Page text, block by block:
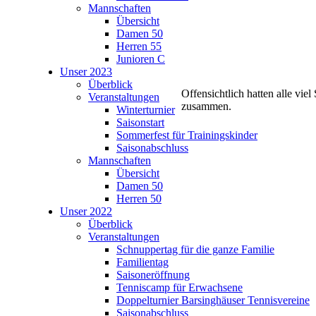
Offensichtlich hatten alle viel
zusammen.
Mannschaften
Übersicht
Damen 50
Herren 55
Junioren C
Unser 2023
Überblick
Veranstaltungen
Winterturnier
Saisonstart
Sommerfest für Trainingskinder
Saisonabschluss
Mannschaften
Übersicht
Damen 50
Herren 50
Unser 2022
Überblick
Veranstaltungen
Schnuppertag für die ganze Familie
Familientag
Saisoneröffnung
Tenniscamp für Erwachsene
Doppelturnier Barsinghäuser Tennisvereine
Saisonabschluss